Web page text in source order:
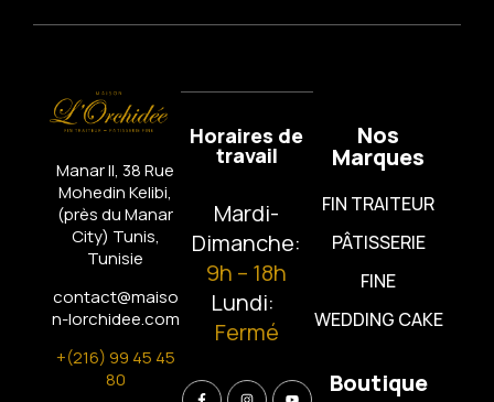
Manar II, 38 Rue
Mohedin Kelibi,
(près du Manar
City) Tunis,
Tunisie
contact@maiso
n-lorchidee.com
+(216) 99 45 45
80
Nos
Marques
FIN TRAITEUR
PÂTISSERIE
FINE
WEDDING CAKE
Boutique
Horaires de
travail
Mardi-
Dimanche:
9h – 18h
Lundi:
Fermé